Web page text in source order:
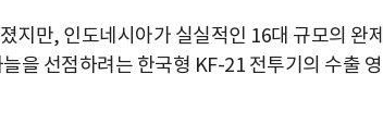
지만, 인도네시아가 실실적인 16대 규모의 완제
을 선점하려는 한국형 KF-21 전투기의 수출 영